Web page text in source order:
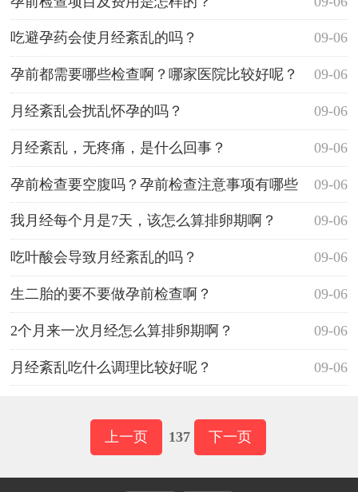
09-06
吃避孕药会使月经紊乱的吗？
09-06
孕前都需要哪些检查啊？哪家医院比较好呢？
09-06
月经紊乱会扰乱怀孕的吗？
09-06
月经紊乱，无疼痛，是什么回事？
09-06
孕前检查要空腹吗？孕前检查注意事项有哪些
呢？ 09-06
我月经每个月是7天，该怎么算排卵期啊？
09-06
吃叶酸会导致月经紊乱的吗？
09-06
生二胎的要不要做孕前检查啊？
09-06
2个月来一次月经怎么算排卵期啊？
09-06
月经紊乱吃什么调理比较好呢？
上一页 137 下一页